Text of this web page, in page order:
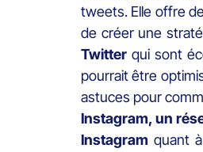
tweets. Elle offre
de créer une
Twitter qui sont
pourrait être
astuces pour
Instagram, un
Instagram quant